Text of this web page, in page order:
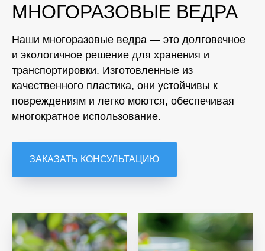
МНОГОРАЗОВЫЕ ВЕДРА
Наши многоразовые ведра — это долговечное
и экологичное решение для хранения и
транспортировки. Изготовленные из
качественного пластика, они устойчивы к
повреждениям и легко моются, обеспечивая
многократное использование.
ЗАКАЗАТЬ КОНСУЛЬТАЦИЮ